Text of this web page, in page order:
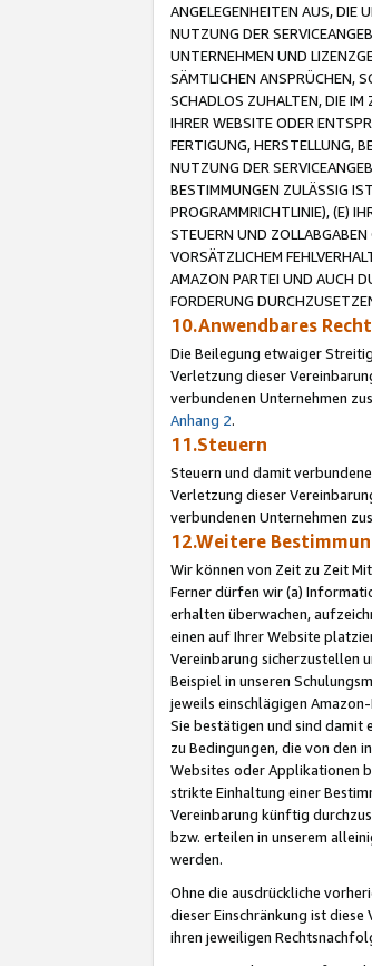
ANGELEGENHEITEN AUS, DIE
NUTZUNG DER
UNTERNEHMEN UND
SÄMTLICHEN ANSPRÜCHEN,
SCHADLOS ZUHALTEN, DIE IM
IHRER WEBSITE ODER
FERTIGUNG, HERSTELLUNG,
NUTZUNG DER
BESTIMMUNGEN ZULÄSSIG
PROGRAMMRICHTLINIE), (E)
STEUERN UND ZOLLABGABEN
VORSÄTZLICHEM
AMAZON PARTEI UND AUCH
FORDERUNG
10.Anwendbares
Die Beilegung etwaiger
Verletzung dieser
verbundenen Unternehmen
Anhang 2.
11.Steuern
Steuern und damit
Verletzung dieser
verbundenen Unternehmen
12.Weitere
Wir können von Zeit zu Zeit
Ferner dürfen wir (a)
erhalten überwachen,
einen auf Ihrer Website
Vereinbarung sicherzustellen
Beispiel in unseren
jeweils einschlägigen
Sie bestätigen und sind damit
zu Bedingungen, die von den
Websites oder Applikationen
strikte Einhaltung einer
Vereinbarung künftig
bzw. erteilen in unserem
werden.
Ohne die ausdrückliche
dieser Einschränkung ist
ihren jeweiligen